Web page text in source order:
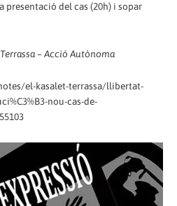
presentació del cas (20h) i sopar
– Acció Autònoma
el-kasalet-terrassa/llibertat-
nou-cas-de-